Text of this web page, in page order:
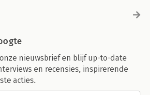
nieuwsbrief en blijf up-to-date
en recensies, inspirerende
acties.